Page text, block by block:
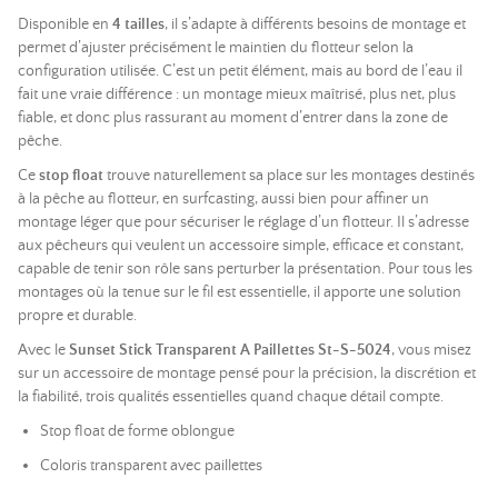
Disponible en 4 tailles, il s’adapte à différents besoins de montage et
permet d’ajuster précisément le maintien du flotteur selon la
configuration utilisée. C’est un petit élément, mais au bord de l’eau il
fait une vraie différence : un montage mieux maîtrisé, plus net, plus
fiable, et donc plus rassurant au moment d’entrer dans la zone de
pêche.
Cestop floattrouve naturellement sa place sur les montages destinés
à la pêche au flotteur, en surfcasting, aussi bien pour affiner un
montage léger que pour sécuriser le réglage d’un flotteur. Il s’adresse
aux pêcheurs qui veulent un accessoire simple, efficace et constant,
capable de tenir son rôle sans perturber la présentation. Pour tous les
montages où la tenue sur le fil est essentielle, il apporte une solution
propre et durable.
Avec leSunset Stick Transparent A Paillettes St-S-5024, vous misez
sur un accessoire de montage pensé pour la précision, la discrétion et
la fiabilité, trois qualités essentielles quand chaque détail compte.
Stop float de forme oblongue
Coloris transparent avec paillettes